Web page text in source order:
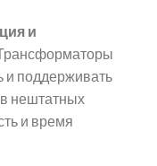
и
и поддерживать
нештатных
и время